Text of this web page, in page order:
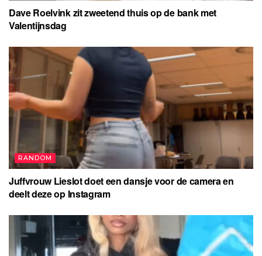
Dave Roelvink zit zweetend thuis op de bank met
Valentijnsdag
RANDOM
Juffvrouw Lieslot doet een dansje voor de camera en
deelt deze op Instagram